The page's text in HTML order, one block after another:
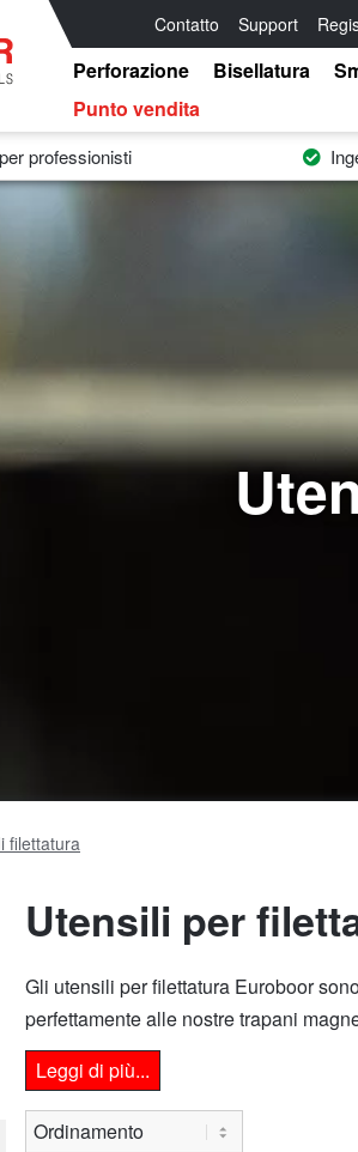
Contatto Support
Perforazione Bisellatura
Punto vendita
professionisti
filettatura
Utensili per
Gli utensili per filettatura Euroboor
perfettamente alle nostre trapani
Leggi di più...